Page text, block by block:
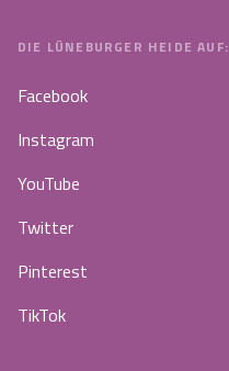
DIE LÜNEBURGER HEIDE AUF:
Facebook
Instagram
YouTube
Twitter
Pinterest
TikTok